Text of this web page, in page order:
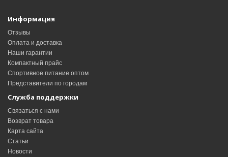
Информация
Отзывы
Оплата и доставка
Наши гарантии
Компактный прайс
Спортивное питание оптом
Представители по городам
Служба поддержки
Связаться с нами
Возврат товара
Карта сайта
Статьи
Новости